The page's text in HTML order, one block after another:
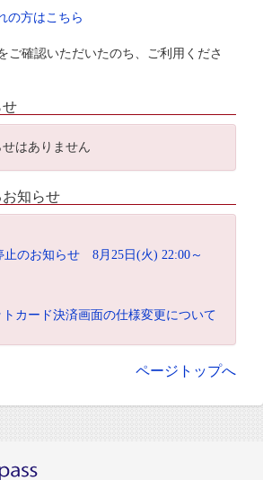
の方はこちら
ご確認いただいたのち、ご利用くださ
せ
はありません
知らせ
止のお知らせ 8月25日(火) 22:00～
トカード決済画面の仕様変更について
ページトップへ